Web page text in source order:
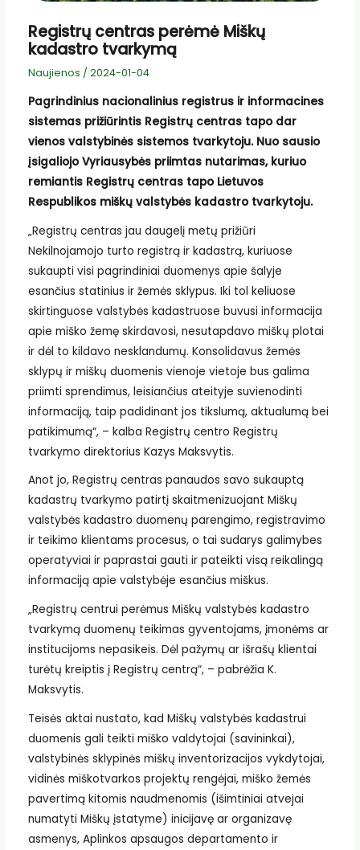
Registrų centras perėmė Miškų
kadastro tvarkymą
Naujienos / 2024-01-04
Pagrindinius nacionalinius registrus ir informacines
sistemas prižiūrintis Registrų centras tapo dar
vienos valstybinės sistemos tvarkytoju. Nuo sausio
įsigaliojo Vyriausybės priimtas nutarimas, kuriuo
remiantis Registrų centras tapo Lietuvos
Respublikos miškų valstybės kadastro tvarkytoju.
„Registrų centras jau daugelį metų prižiūri
Nekilnojamojo turto registrą ir kadastrą, kuriuose
sukaupti visi pagrindiniai duomenys apie šalyje
esančius statinius ir žemės sklypus. Iki tol keliuose
skirtinguose valstybės kadastruose buvusi informacija
apie miško žemę skirdavosi, nesutapdavo miškų plotai
ir dėl to kildavo nesklandumų. Konsolidavus žemės
sklypų ir miškų duomenis vienoje vietoje bus galima
priimti sprendimus, leisiančius ateityje suvienodinti
informaciją, taip padidinant jos tikslumą, aktualumą bei
patikimumą“, – kalba Registrų centro Registrų
tvarkymo direktorius Kazys Maksvytis.
Anot jo, Registrų centras panaudos savo sukauptą
kadastrų tvarkymo patirtį skaitmenizuojant Miškų
valstybės kadastro duomenų parengimo, registravimo
ir teikimo klientams procesus, o tai sudarys galimybes
operatyviai ir paprastai gauti ir pateikti visą reikalingą
informaciją apie valstybėje esančius miškus.
„Registrų centrui perėmus Miškų valstybės kadastro
tvarkymą duomenų teikimas gyventojams, įmonėms ar
institucijoms nepasikeis. Dėl pažymų ar išrašų klientai
turėtų kreiptis į Registrų centrą“, – pabrėžia K.
Maksvytis.
Teisės aktai nustato, kad Miškų valstybės kadastrui
duomenis gali teikti miško valdytojai (savininkai),
valstybinės sklypinės miškų inventorizacijos vykdytojai,
vidinės miškotvarkos projektų rengėjai, miško žemės
pavertimą kitomis naudmenomis (išimtiniai atvejai
numatyti Miškų įstatyme) inicijavę ar organizavę
asmenys, Aplinkos apsaugos departamento ir